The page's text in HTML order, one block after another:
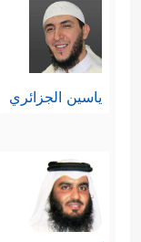
ياسين الجزائري